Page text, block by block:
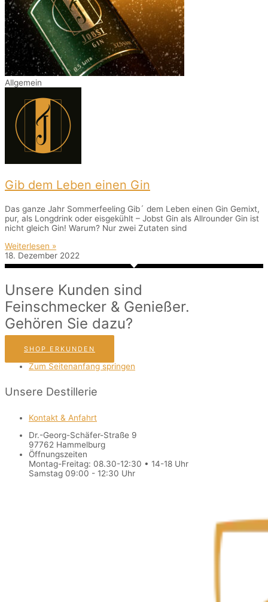
Allgemein
Gib dem Leben einen Gin
Das ganze Jahr Sommerfeeling Gib´ dem Leben einen Gin Gemixt,
pur, als Longdrink oder eisgekühlt – Jobst Gin als Allrounder Gin ist
nicht gleich Gin! Warum? Nur zwei Zutaten sind
Weiterlesen »
18. Dezember 2022
Unsere Kunden sind
Feinschmecker & Genießer.
Gehören Sie dazu?
SHOP ERKUNDEN
Zum Seitenanfang springen
Unsere Destillerie
Kontakt & Anfahrt
Dr.-Georg-Schäfer-Straße 9
97762 Hammelburg
Öffnungszeiten
Montag-Freitag: 08.30-12:30 • 14-18 Uhr
Samstag 09:00 - 12:30 Uhr